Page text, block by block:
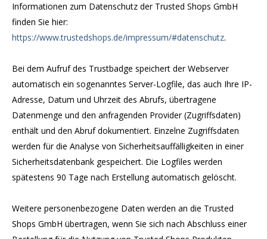
Informationen zum Datenschutz der Trusted Shops GmbH
finden Sie hier:
https://www.trustedshops.de/impressum/#datenschutz.
Bei dem Aufruf des Trustbadge speichert der Webserver
automatisch ein sogenanntes Server-Logfile, das auch Ihre IP-
Adresse, Datum und Uhrzeit des Abrufs, übertragene
Datenmenge und den anfragenden Provider (Zugriffsdaten)
enthält und den Abruf dokumentiert. Einzelne Zugriffsdaten
werden für die Analyse von Sicherheitsauffälligkeiten in einer
Sicherheitsdatenbank gespeichert. Die Logfiles werden
spätestens 90 Tage nach Erstellung automatisch gelöscht.
Weitere personenbezogene Daten werden an die Trusted
Shops GmbH übertragen, wenn Sie sich nach Abschluss einer